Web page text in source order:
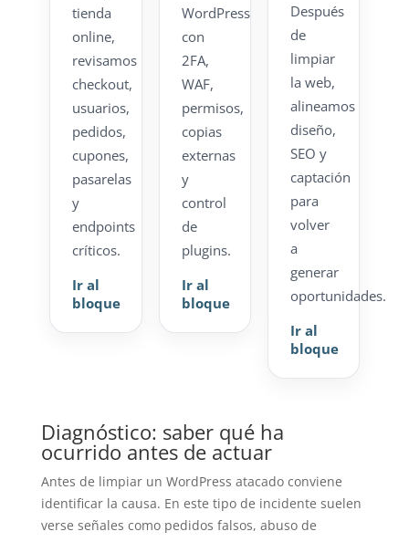
tienda
online,
revisamos
checkout,
usuarios,
pedidos,
cupones,
pasarelas
y
endpoints
críticos.
Ir al
bloque
WordPress
con
2FA,
WAF,
permisos,
copias
externas
y
control
de
plugins.
Ir al
bloque
Después
de
limpiar
la web,
alineamos
diseño,
SEO y
captación
para
volver
a
generar
oportunidades.
Ir al
bloque
Diagnóstico: saber qué ha
ocurrido antes de actuar
Antes de limpiar un WordPress atacado conviene
identificar la causa. En este tipo de incidente suelen
verse señales como pedidos falsos, abuso de